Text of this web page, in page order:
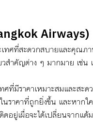
Airways)
ทศที่สะดวกสบายและคุณภ
สำคัญต่าง ๆ มากมาย เช่น
ที่มีราคาเหมาะสมและสะ
าคาที่ถูกยิ่งขึ้น และหากใ
อยู่เผื่อจะได้เปลี่ยนจากแ